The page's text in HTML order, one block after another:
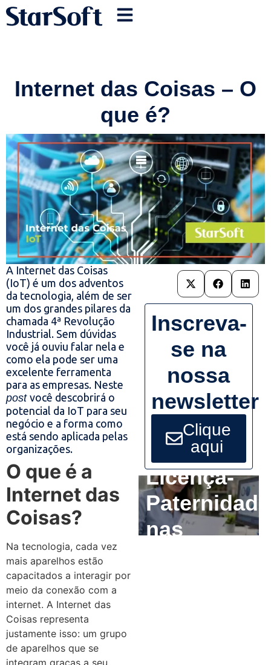
Internet das Coisas – O
que é?
A Internet das Coisas
(IoT) é um dos adventos
da tecnologia, além de ser
um dos grandes pilares da
chamada 4ª Revolução
Industrial. Sem dúvidas
você já ouviu falar nela e
como ela pode ser uma
excelente ferramenta
para as empresas. Neste
post você descobrirá o
potencial da IoT para seu
negócio e a forma como
está sendo aplicada pelas
organizações.
O que é a
Internet das
Coisas?
Na tecnologia, cada vez
mais aparelhos estão
capacitados a interagir por
meio da conexão com a
internet. A Internet das
Coisas representa
justamente isso: um grupo
de aparelhos que se
integram graças a seu
Inscreva-
se na
nossa
newsletter
Clique
aqui
Licença-
Paternidade
nas